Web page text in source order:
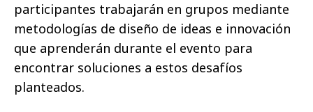
participantes trabajarán en grupos mediante
metodologías de diseño de ideas e innovación
que aprenderán durante el evento para
encontrar soluciones a estos desafíos
planteados.